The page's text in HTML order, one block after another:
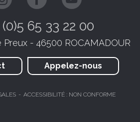
(0)5 65 33 22 00
Preux - 46500 ROCAMADOUR
Appelez-nous
ACCESSIBILITÉ : NON CONFORME